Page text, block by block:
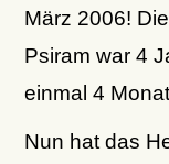
März 2006!
Psiram war 4
einmal 4
Nun hat das